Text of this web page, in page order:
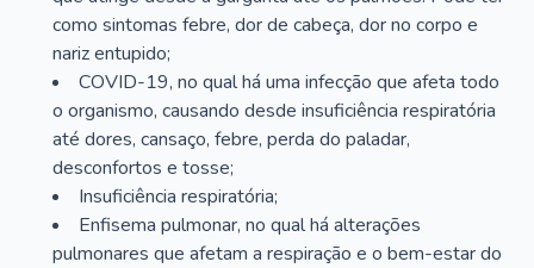
como sintomas febre, dor de cabeça, dor no corpo e
nariz entupido;
COVID-19, no qual há uma infecção que afeta todo
o organismo, causando desde insuficiência respiratória
até dores, cansaço, febre, perda do paladar,
desconfortos e tosse;
Insuficiência respiratória;
Enfisema pulmonar, no qual há alterações
pulmonares que afetam a respiração e o bem-estar do